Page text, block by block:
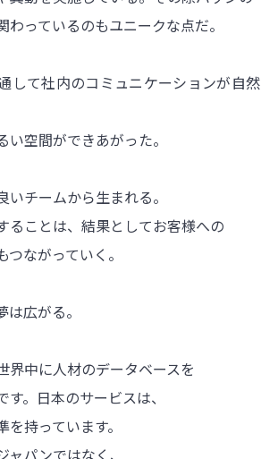
わっているのもユニークな点だ。
して社内のコミュニケーションが自然
い空間ができあがった。
いチームから生まれる。
ることは、結果としてお客様への
ながっていく。
広がる。
界中に人材のデータベースを
。日本のサービスは、
持っています。
ャパンではなく、